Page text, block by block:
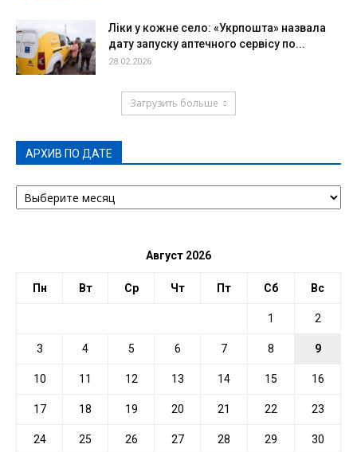
Ліки у кожне село: «Укрпошта» назвала
дату запуску аптечного сервісу по...
28.02.2026
Загрузить больше
АРХИВ ПО ДАТЕ
АРХИВ
ПО
Август 2026
Пн Вт Ср Чт Пт Сб Вс
1 2
3 4 5 6 7 8 9
10 11 12 13 14 15 16
17 18 19 20 21 22 23
24 25 26 27 28 29 30